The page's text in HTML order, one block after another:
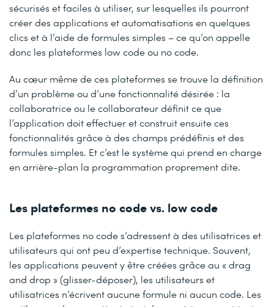
sécurisés et faciles à utiliser, sur lesquelles ils pourront
créer des applications et automatisations en quelques
clics et à l’aide de formules simples – ce qu’on appelle
donc les plateformes low code ou no code.
Au cœur même de ces plateformes se trouve la définition
d’un problème ou d’une fonctionnalité désirée : la
collaboratrice ou le collaborateur définit ce que
l’application doit effectuer et construit ensuite ces
fonctionnalités grâce à des champs prédéfinis et des
formules simples. Et c’est le système qui prend en charge
en arrière-plan la programmation proprement dite.
Les plateformes no code vs. low code
Les plateformes no code s’adressent à des utilisatrices et
utilisateurs qui ont peu d’expertise technique. Souvent,
les applications peuvent y être créées grâce au « drag
and drop » (glisser-déposer), les utilisateurs et
utilisatrices n’écrivent aucune formule ni aucun code. Les